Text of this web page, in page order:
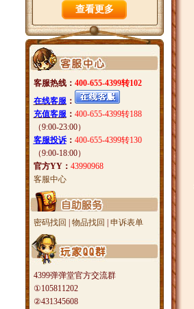
查看更多
客服热线： 400-655-4399转102
在线客服：
充值客服： 400-655-4399转188
（9:00-23:00）
客服投诉： 400-655-4399转130
（9:00-18:00）
官方YY： 43990968
客服中心
密码找回 物品找回 申诉表单
4399弹弹堂官方交流群
①105811202
②431345608